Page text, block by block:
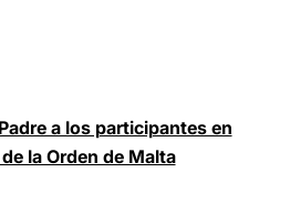
a los participantes en
la Orden de Malta